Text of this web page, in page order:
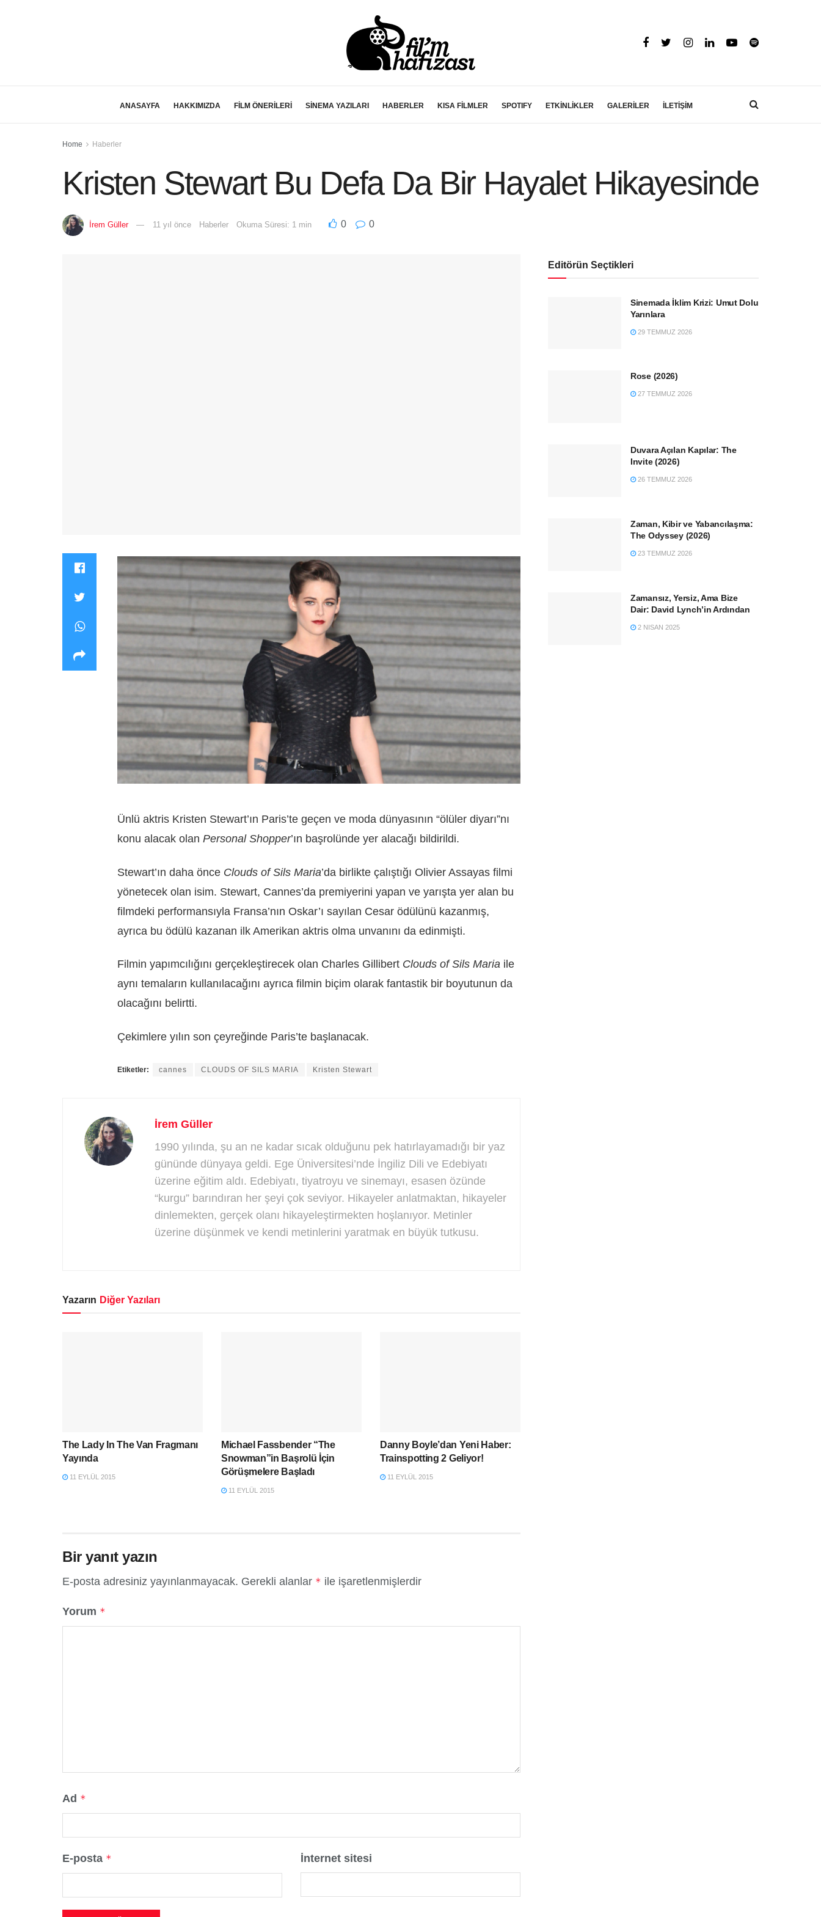
ANASAYFA HAKKIMIZDA FİLM ÖNERİLERİ SİNEMA YAZILARI HABERLER KISA FİLMLER SPOTIFY ETKİNLİKLER GALERİLER İLETİŞİM
Home Haberler
Kristen Stewart Bu Defa Da Bir Hayalet Hikayesinde
İrem Güller 11 yıl önce Haberler Okuma Süresi: 1 min 0 0
Ünlü aktris Kristen Stewart’ın Paris’te geçen ve moda dünyasının “ölüler diyarı”nı
konu alacak olan Personal Shopper’ın başrolünde yer alacağı bildirildi.
Stewart’ın daha önce Clouds of Sils Maria’da birlikte çalıştığı Olivier Assayas filmi
yönetecek olan isim. Stewart, Cannes’da premiyerini yapan ve yarışta yer alan bu
filmdeki performansıyla Fransa’nın Oskar’ı sayılan Cesar ödülünü kazanmış,
ayrıca bu ödülü kazanan ilk Amerikan aktris olma unvanını da edinmişti.
Filmin yapımcılığını gerçekleştirecek olan Charles Gillibert Clouds of Sils Maria ile
aynı temaların kullanılacağını ayrıca filmin biçim olarak fantastik bir boyutunun da
olacağını belirtti.
Çekimlere yılın son çeyreğinde Paris’te başlanacak.
Etiketler: cannes CLOUDS OF SILS MARIA Kristen Stewart
İrem Güller
1990 yılında, şu an ne kadar sıcak olduğunu pek hatırlayamadığı bir yaz
gününde dünyaya geldi. Ege Üniversitesi’nde İngiliz Dili ve Edebiyatı
üzerine eğitim aldı. Edebiyatı, tiyatroyu ve sinemayı, esasen özünde
“kurgu” barındıran her şeyi çok seviyor. Hikayeler anlatmaktan, hikayeler
dinlemekten, gerçek olanı hikayeleştirmekten hoşlanıyor. Metinler
üzerine düşünmek ve kendi metinlerini yaratmak en büyük tutkusu.
Yazarın Diğer Yazıları
The Lady In The Van Fragmanı
Yayında
11 EYLÜL 2015
Michael Fassbender “The
Snowman”in Başrolü İçin
Görüşmelere Başladı
11 EYLÜL 2015
Danny Boyle’dan Yeni Haber:
Trainspotting 2 Geliyor!
11 EYLÜL 2015
Bir yanıt yazın
E-posta adresiniz yayınlanmayacak. Gerekli alanlar * ile işaretlenmişlerdir
Yorum *
Ad *
E-posta * İnternet sitesi
Editörün Seçtikleri
Sinemada İklim Krizi: Umut Dolu
Yarınlara
29 TEMMUZ 2026
Rose (2026)
27 TEMMUZ 2026
Duvara Açılan Kapılar: The
Invite (2026)
26 TEMMUZ 2026
Zaman, Kibir ve Yabancılaşma:
The Odyssey (2026)
23 TEMMUZ 2026
Zamansız, Yersiz, Ama Bize
Dair: David Lynch’in Ardından
2 NISAN 2025